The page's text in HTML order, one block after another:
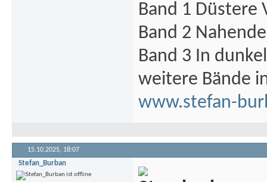
Band 1 Düstere
Band 2
Band 3 In
weitere Bände
www.stefan-
15.10.2025, 18:07
Stefan_Burban